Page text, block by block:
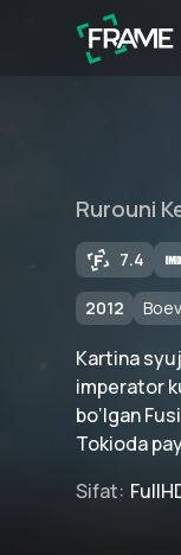
Rurouni
7.4
2012
Kartina
imperator
bo‘lgan
Tokioda
Sifat: